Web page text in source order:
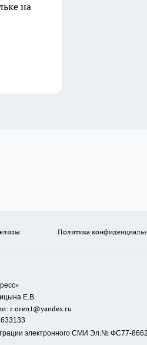
на
Политика
»
Е.В.
r.oren1@yandex.ru
электронного СМИ Эл.№ ФС77-